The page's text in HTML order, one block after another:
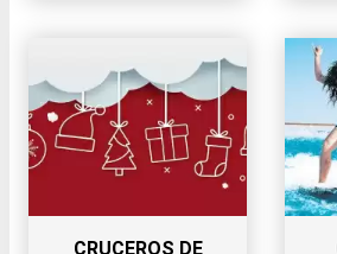
CRUCEROS DE